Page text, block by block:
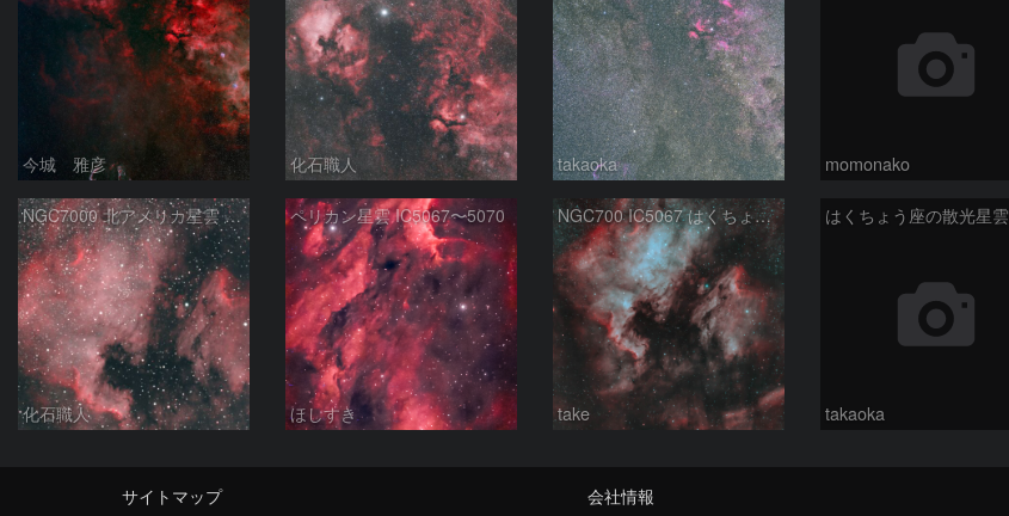
今城 雅彦 化石職人 takaoka momonako
NGC7000 北アメリカ星雲 IC5067~5070 ペリカン星雲 はくちょう座
化石職人
ペリカン星雲 IC5067〜5070
ほしすき
NGC700 IC5067 はくちょう座
take
はくちょう座の散光星雲
takaoka
サイトマップ
会社情報